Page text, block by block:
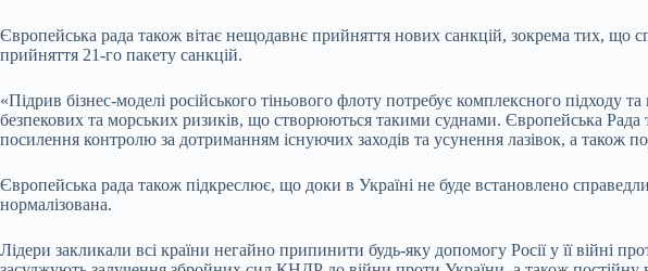
Європейська рада також вітає нещодавнє прийняття нових санкцій, зокрема тих, що
прийняття 21-го пакету санкцій.
«Підрив бізнес-моделі російського тіньового флоту потребує комплексного
безпекових та морських ризиків, що створюються такими суднами. Європейська
посилення контролю за дотриманням існуючих заходів та усунення лазівок, а також
Європейська рада також підкреслює, що доки в Україні не буде встановлено
нормалізована.
Лідери закликали всі країни негайно припинити будь-яку допомогу Росії у її війні